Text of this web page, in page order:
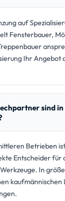
auf
Fensterbauer,
Ihr Angebot
sind
Betrieben
Entscheider für
In